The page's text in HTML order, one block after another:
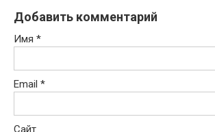
Добавить комментарий
Имя *
Email *
Сайт